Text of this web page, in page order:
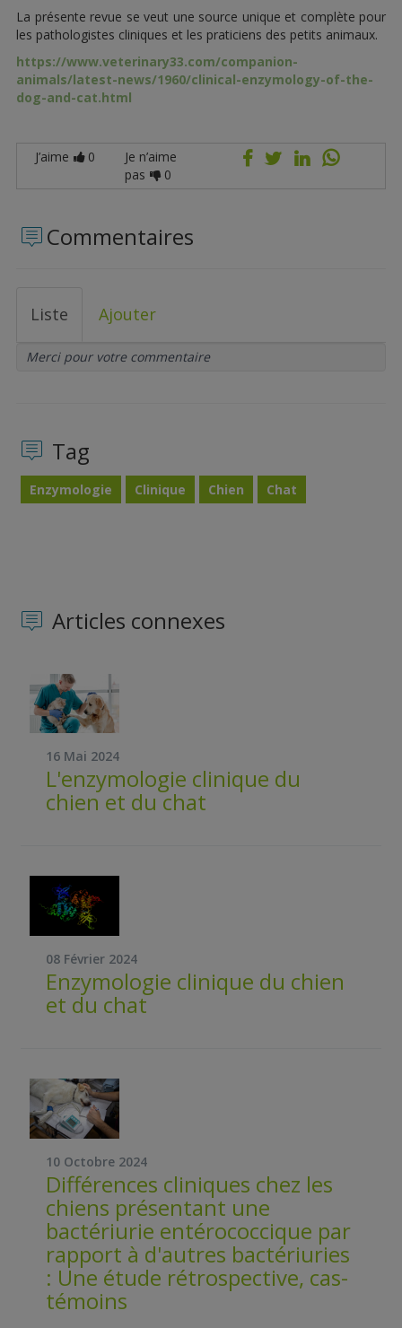
La présente revue se veut une source unique et complète pour
les pathologistes cliniques et les praticiens des petits animaux.
https://www.veterinary33.com/companion-
animals/latest-news/1960/clinical-enzymology-of-the-
dog-and-cat.html
J’aime 0
Je n’aime
pas
0
Commentaires
Liste Ajouter
Merci pour votre commentaire
Tag
Enzymologie Clinique Chien Chat
Articles connexes
16 Mai 2024
L'enzymologie clinique du
chien et du chat
08 Février 2024
Enzymologie clinique du chien
et du chat
10 Octobre 2024
Différences cliniques chez les
chiens présentant une
bactériurie entérococcique par
rapport à d'autres bactériuries
: Une étude rétrospective, cas-
témoins